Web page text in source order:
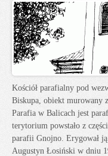
Kościół parafialny pod
Biskupa, obiekt murowany
Parafia w Balicach jest
terytorium powstało z
parafii Gnojno. Erygował
Augustyn Łosiński w dniu